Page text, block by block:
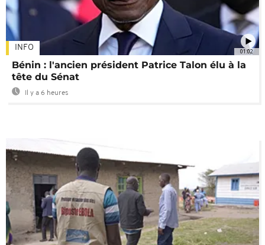
01:02
INFO
Bénin : l'ancien président Patrice Talon élu à la
tête du Sénat
Il y a 6 heures